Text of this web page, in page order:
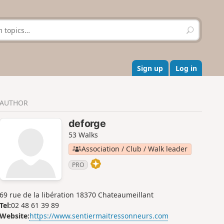
S
e
r
c
h
Sign up Log in
AUTHOR
deforge
53 Walks
Association / Club / Walk leader
PRO
69 rue de la libération 18370 Chateaumeillant
Tel:02 48 61 39 89
Website:https://www.sentiermaitressonneurs.com